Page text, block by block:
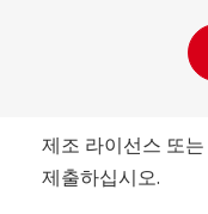
제조 라이선스 또
제출하십시오.